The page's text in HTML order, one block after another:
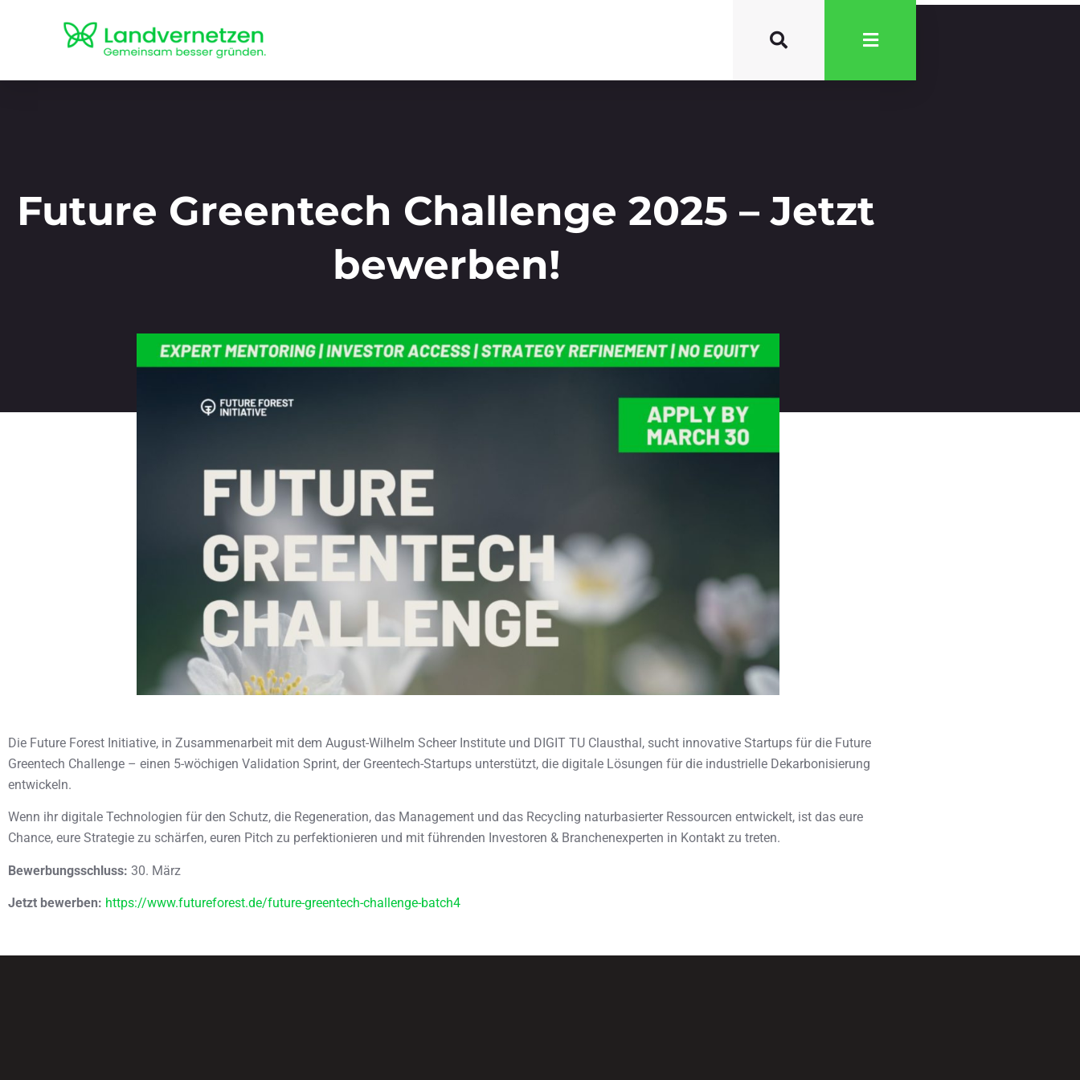
Future Greentech Challenge 2025 – Jetzt
bewerben!
Die Future Forest Initiative, in Zusammenarbeit mit dem August-Wilhelm Scheer Institute und DIGIT TU Clausthal, sucht innovative Startups für die Future
Greentech Challenge – einen 5-wöchigen Validation Sprint, der Greentech-Startups unterstützt, die digitale Lösungen für die industrielle Dekarbonisierung
entwickeln.
Wenn ihr digitale Technologien für den Schutz, die Regeneration, das Management und das Recycling naturbasierter Ressourcen entwickelt, ist das eure
Chance, eure Strategie zu schärfen, euren Pitch zu perfektionieren und mit führenden Investoren & Branchenexperten in Kontakt zu treten.
Bewerbungsschluss: 30. März
Jetzt bewerben: https://www.futureforest.de/future-greentech-challenge-batch4